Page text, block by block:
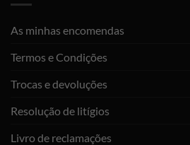
As minhas encomendas
Termos e Condições
Trocas e devoluções
Resolução de litígios
Livro de reclamações